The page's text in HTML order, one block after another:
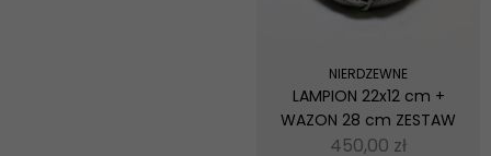
NIERDZEWNE
LAMPION 22x12 cm +
WAZON 28 cm ZESTAW
450,00 zł